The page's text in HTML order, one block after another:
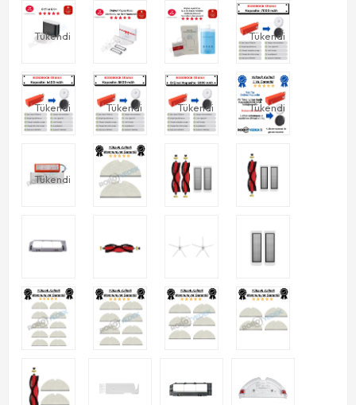
Tükendi Tükendi
Tükendi Tükendi Tükendi Tükendi
Tükendi